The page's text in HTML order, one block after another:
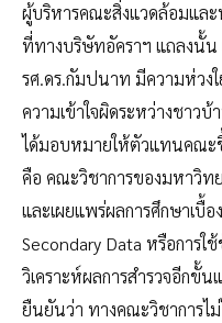
ผู้บริหารคณะสิ่งแวดล้อมแล
ที่ทางบริษัทอัคราฯ แถลงนั้น
รศ.ดร.กัมปนาท มีความห่วงใ
ความเข้าใจผิดระหว่างชาว
ได้มอบหมายให้ตัวแทนคณะ
คือ คณะวิชาการของมหาวิท
และเผยแพร่ผลการศึกษาเบื้
Secondary Data หรือการใ
วิเคราะห์ผลการสำรวจอีกขั้
ยืนยันว่า ทางคณะวิชาการไม่